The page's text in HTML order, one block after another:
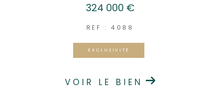
324 000 €
REF : 4088
EXCLUSIVITÉ
VOIR LE BIEN